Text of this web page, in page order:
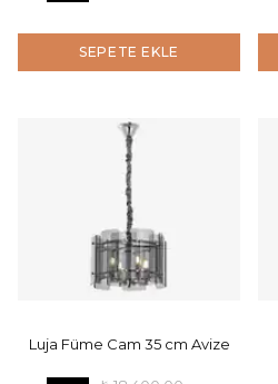
SEPETE EKLE
Luja Füme Cam 35 cm Avize